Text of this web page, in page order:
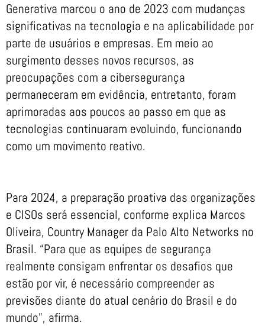
Generativa marcou o ano de 2023 com mudanças
significativas na tecnologia e na aplicabilidade por
parte de usuários e empresas. Em meio ao
surgimento desses novos recursos, as
preocupações com a cibersegurança
permaneceram em evidência, entretanto, foram
aprimoradas aos poucos ao passo em que as
tecnologias continuaram evoluindo, funcionando
como um movimento reativo.
Para 2024, a preparação proativa das organizações
e CISOs será essencial, conforme explica Marcos
Oliveira, Country Manager da Palo Alto Networks no
Brasil. “Para que as equipes de segurança
realmente consigam enfrentar os desafios que
estão por vir, é necessário compreender as
previsões diante do atual cenário do Brasil e do
mundo”, afirma.